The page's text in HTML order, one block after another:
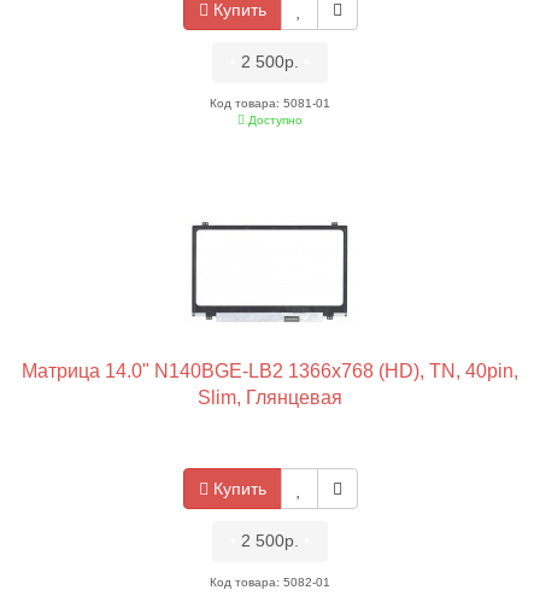
Купить
2 500р.
Код товара: 5081-01
Доступно
Матрица 14.0" N140BGE-LB2 1366x768 (HD), TN, 40pin,
Slim, Глянцевая
Купить
2 500р.
Код товара: 5082-01